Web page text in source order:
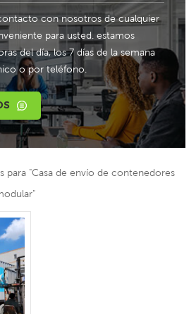
con nosotros de cualquier
para usted. estamos
del día, los 7 días de la semana
o por teléfono.
para "Casa de envío de contenedores